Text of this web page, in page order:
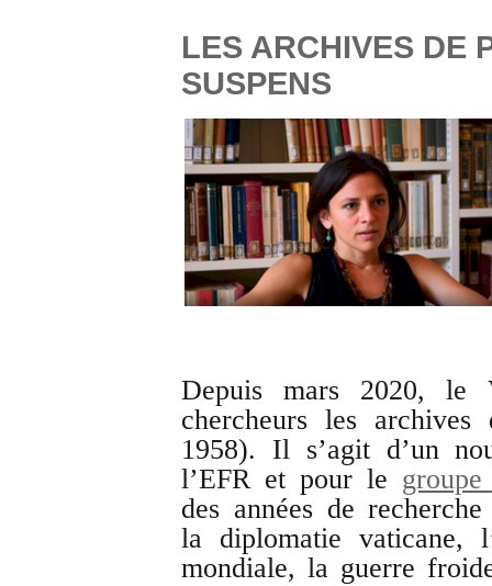
LES ARCHIVES DE
SUSPENS
Depuis mars 2020, le
chercheurs les
1958). Il s’agit d’un
l’EFR et pour le
des années de
la diplomatie vaticane,
mondiale, la guerre